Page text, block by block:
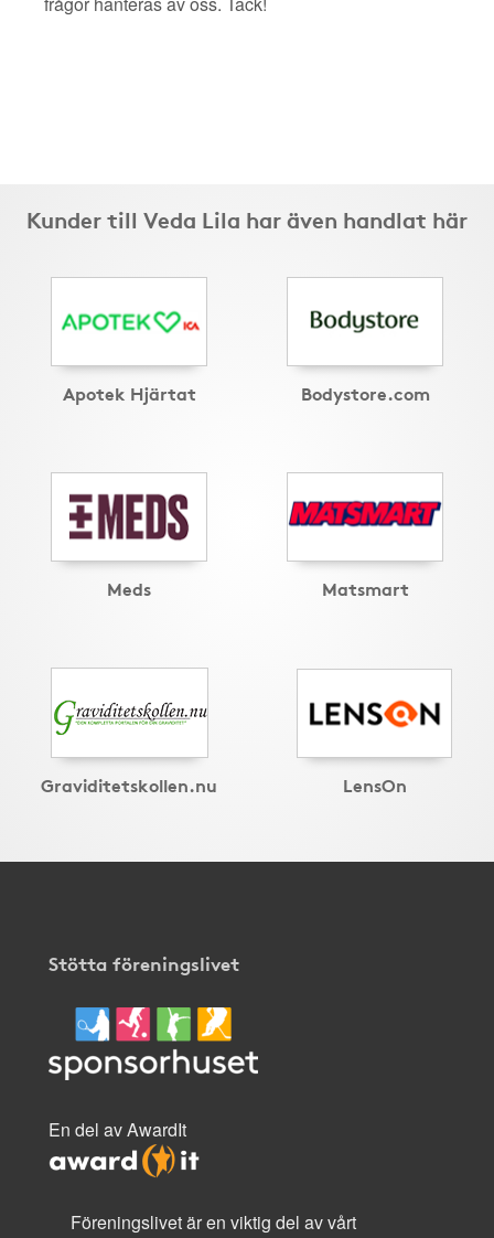
Kunder till Veda Lila har även handlat här
Apotek Hjärtat Bodystore.com
Meds Matsmart
Graviditetskollen.nu LensOn
Stötta föreningslivet
En del av AwardIt
Föreningslivet är en viktig del av vårt